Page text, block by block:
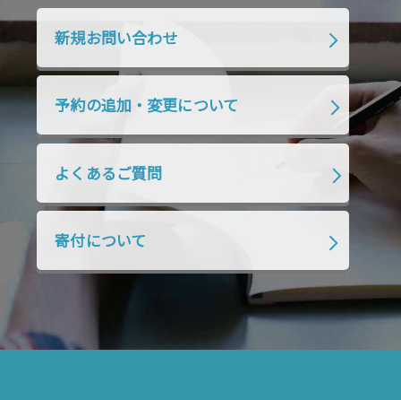
2019年9月
2019年4月
2018年7月 2018年6月
2018年4月 2018年3月 2018年2月
2018年1月 2017年12月
2017年10月 2017年9月 2017年8月
2017年5月
2017年4月
新規お問い合わせ
予約の追加・変更について
よくあるご質問
寄付について